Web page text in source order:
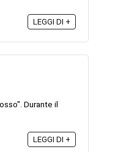
LEGGI DI +
Durante il
LEGGI DI +